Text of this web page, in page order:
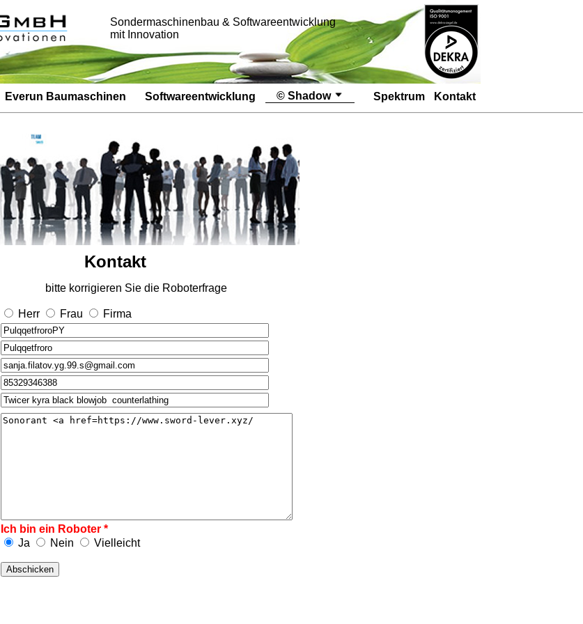
Sondermaschinenbau & Softwareentwicklung
mit Innovation
Everun Baumaschinen Softwareentwicklung
© Shadow
Startseite
Spektrum Kontakt
Kontakt
bitte korrigieren Sie die Roboterfrage
Herr Frau
Firma
Ich bin ein Roboter *
Ja
Nein Vielleicht